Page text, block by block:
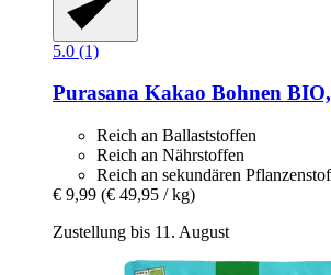
5.0 (1)
Purasana Kakao Bohnen
Reich an Ballaststoffen
Reich an Nährstoffen
Reich an sekundären
€ 9,99 (€ 49,95 / kg)
Zustellung bis 11. August